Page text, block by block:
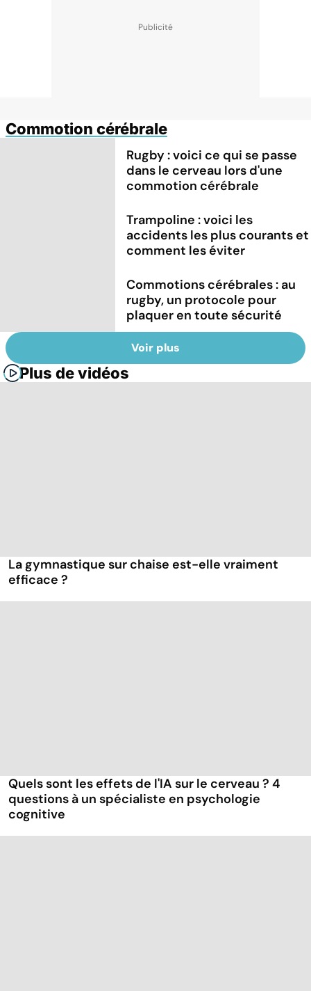
Commotion cérébrale
Rugby : voici ce qui se passe
dans le cerveau lors d'une
commotion cérébrale
Trampoline : voici les
accidents les plus courants et
comment les éviter
Commotions cérébrales : au
rugby, un protocole pour
plaquer en toute sécurité
Voir plus
Plus de vidéos
La gymnastique sur chaise est-elle vraiment
efficace ?
Quels sont les effets de l'IA sur le cerveau ? 4
questions à un spécialiste en psychologie
cognitive